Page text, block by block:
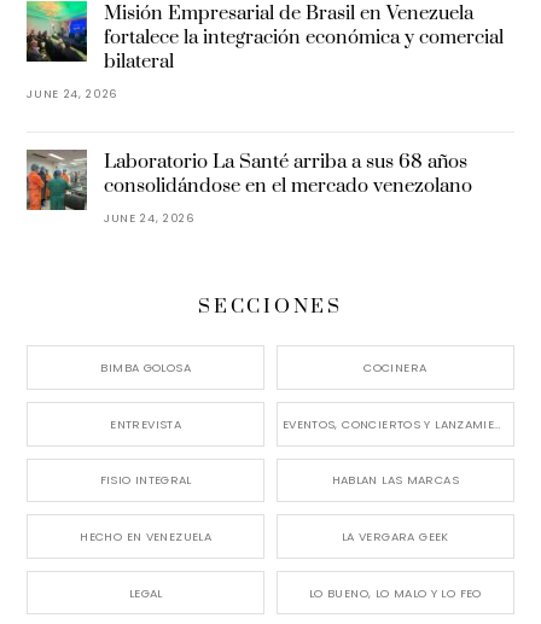
Misión Empresarial de Brasil en Venezuela
fortalece la integración económica y comercial
bilateral
JUNE 24, 2026
Laboratorio La Santé arriba a sus 68 años
consolidándose en el mercado venezolano
JUNE 24, 2026
SECCIONES
BIMBA GOLOSA COCINERA
ENTREVISTA EVENTOS, CONCIERTOS Y LANZAMIENTOS
FISIO INTEGRAL HABLAN LAS MARCAS
HECHO EN VENEZUELA LA VERGARA GEEK
LEGAL LO BUENO, LO MALO Y LO FEO